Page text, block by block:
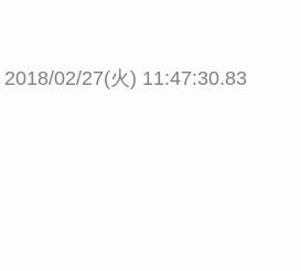
2018/02/27(火) 11:47:30.83